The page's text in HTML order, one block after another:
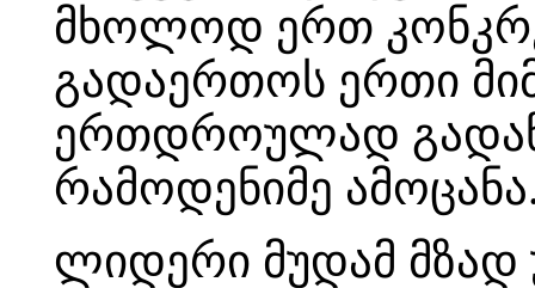
მხოლოდ ერთ
გადაერთოს ერთი
ერთდროულად
რამოდენიმე
ლიდერი მუდამ მზად